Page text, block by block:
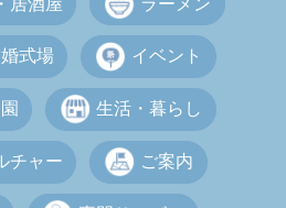
式場 イベント
生活・暮らし
チャー ご案内